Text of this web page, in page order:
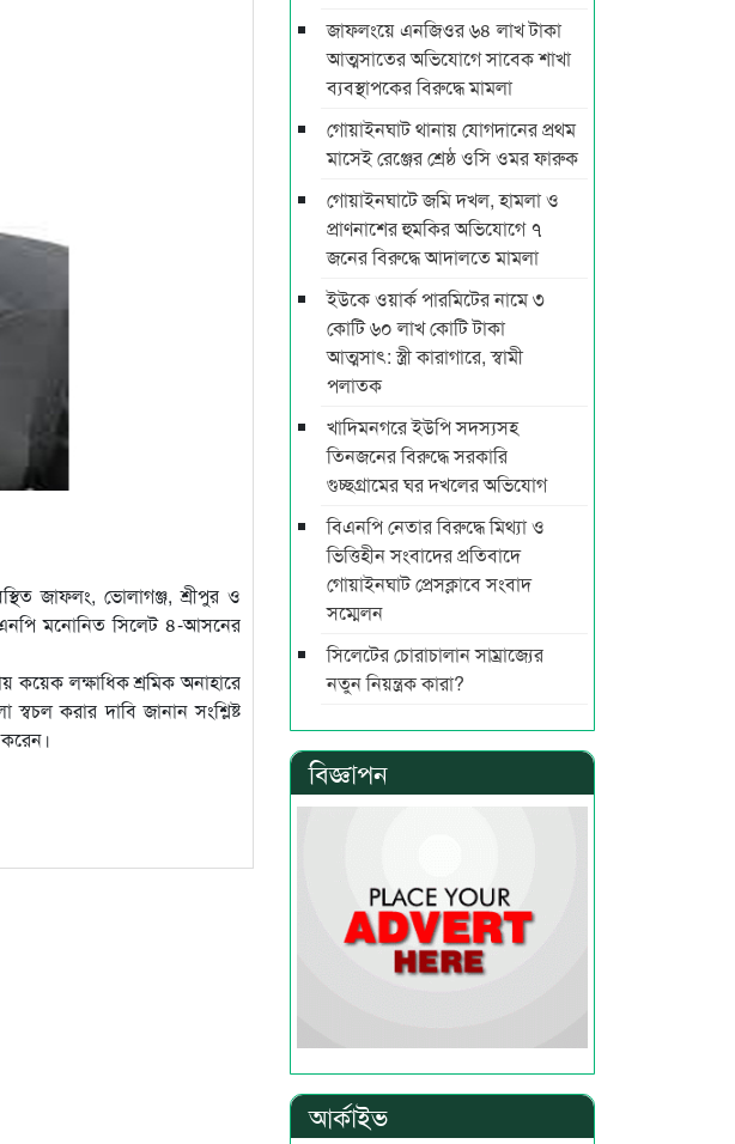
জাফলং, ভোলাগঞ্জ, শ্রীপুর ও
মনোনিত সিলেট ৪-আসনের
কয়েক লক্ষাধিক শ্রমিক অনাহারে
করার দাবি জানান সংশ্লিষ্ট
জাফলংয়ে এনজিওর ৬৪ লাখ টাকা
আত্মসাতের অভিযোগে সাবেক শাখা
ব্যবস্থাপকের বিরুদ্ধে মামলা
গোয়াইনঘাট থানায় যোগদানের প্রথম
মাসেই রেঞ্জের শ্রেষ্ঠ ওসি ওমর ফারুক
গোয়াইনঘাটে জমি দখল, হামলা ও
প্রাণনাশের হুমকির অভিযোগে ৭
জনের বিরুদ্ধে আদালতে মামলা
ইউকে ওয়ার্ক পারমিটের নামে ৩
কোটি ৬০ লাখ কোটি টাকা
আত্মসাৎ: স্ত্রী কারাগারে, স্বামী
পলাতক
খাদিমনগরে ইউপি সদস্যসহ
তিনজনের বিরুদ্ধে সরকারি
গুচ্ছগ্রামের ঘর দখলের অভিযোগ
বিএনপি নেতার বিরুদ্ধে মিথ্যা ও
ভিত্তিহীন সংবাদের প্রতিবাদে
গোয়াইনঘাট প্রেসক্লাবে সংবাদ
সম্মেলন
সিলেটের চোরাচালান সাম্রাজ্যের
নতুন নিয়ন্ত্রক কারা?
বিজ্ঞাপন
আর্কাইভ